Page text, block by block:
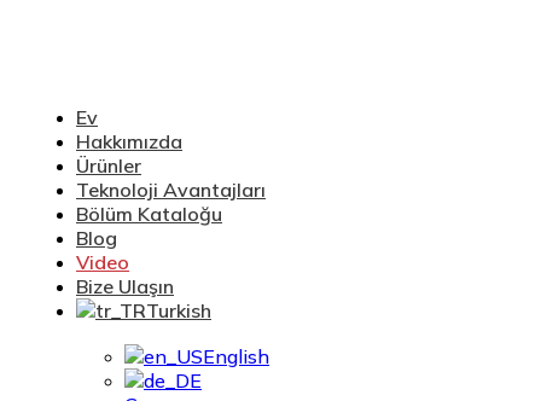
Ev
Hakkımızda
Ürünler
Teknoloji Avantajları
Bölüm Kataloğu
Blog
Video
Bize Ulaşın
Turkish
English